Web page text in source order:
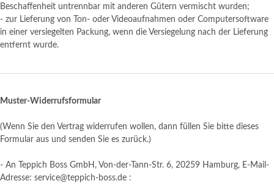
Beschaffenheit untrennbar mit anderen Gütern vermischt wurden;
- zur Lieferung von Ton- oder Videoaufnahmen oder Computersoftware
in einer versiegelten Packung, wenn die Versiegelung nach der Lieferung
entfernt wurde.
Muster-Widerrufsformular
(Wenn Sie den Vertrag widerrufen wollen, dann füllen Sie bitte dieses
Formular aus und senden Sie es zurück.)
- An Teppich Boss GmbH, Von-der-Tann-Str. 6, 20259 Hamburg, E-Mail-
Adresse: service@teppich-boss.de :